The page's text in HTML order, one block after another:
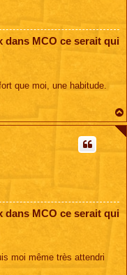
dans MCO ce serait qui
que moi, une habitude.
dans MCO ce serait qui
moi même très attendri